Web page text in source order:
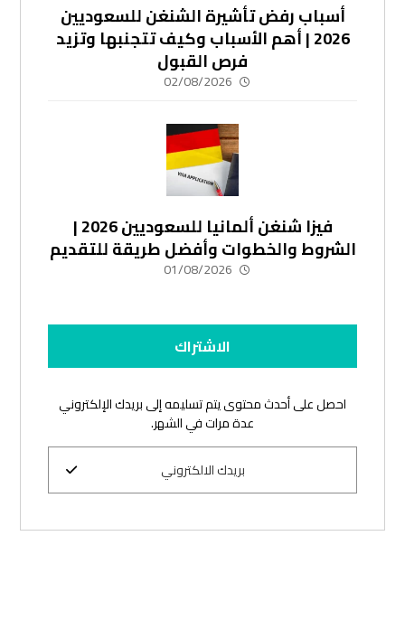
أسباب رفض تأشيرة الشنغن للسعوديين
2026 | أهم الأسباب وكيف تتجنبها وتزيد
فرص القبول
02/08/2026
فيزا شنغن ألمانيا للسعوديين 2026 |
الشروط والخطوات وأفضل طريقة للتقديم
01/08/2026
الاشتراك
احصل على أحدث محتوى يتم تسليمه إلى بريدك الإلكتروني
عدة مرات في الشهر.